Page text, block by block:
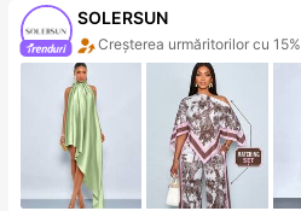
SOLERSUN
Creșterea urmăritorilor cu 15%